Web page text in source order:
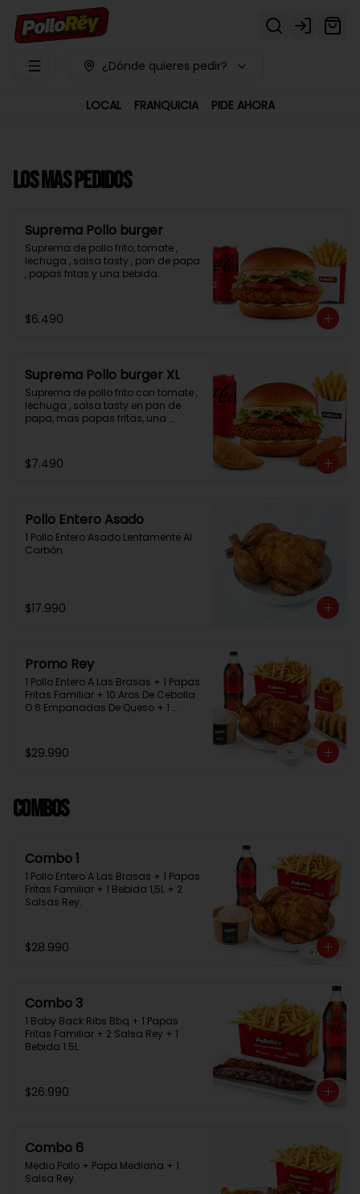
Login
¿Dónde quieres pedir?
LOCAL FRANQUICIA PIDE AHORA
LOS MAS PEDIDOS
Suprema Pollo burger
Suprema de pollo frito, tomate ,
lechuga , salsa tasty , pan de papa
, papas fritas y una bebida.
$6.490
Suprema Pollo burger XL
Suprema de pollo frito con tomate ,
lechuga , salsa tasty en pan de
papa, mas papas fritas, una
$7.490
Pollo Entero Asado
1 Pollo Entero Asado Lentamente Al
Carbón.
$17.990
Promo Rey
1 Pollo Entero A Las Brasas + 1 Papas
Fritas Familiar + 10 Aros De Cebolla
O 6 Empanadas De Queso + 1
$29.990
Combos
Combo 1
1 Pollo Entero A Las Brasas + 1 Papas
Fritas Familiar + 1 Bebida 1,5L + 2
Salsas Rey.
$28.990
Combo 3
1 Baby Back Ribs Bbq + 1 Papas
Fritas Familiar + 2 Salsa Rey + 1
Bebida 1.5L
$26.990
Combo 6
Medio Pollo + Papa Mediana + 1
Salsa Rey